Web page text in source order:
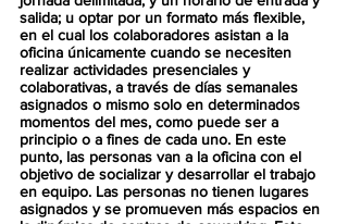
salida; u optar por un formato más flexible,
en el cual los colaboradores asistan a la
oficina únicamente cuando se necesiten
realizar actividades presenciales y
colaborativas, a través de días semanales
asignados o mismo solo en determinados
momentos del mes, como puede ser a
principio o a fines de cada uno. En este
punto, las personas van a la oficina con el
objetivo de socializar y desarrollar el trabajo
en equipo. Las personas no tienen lugares
asignados y se promueven más espacios en